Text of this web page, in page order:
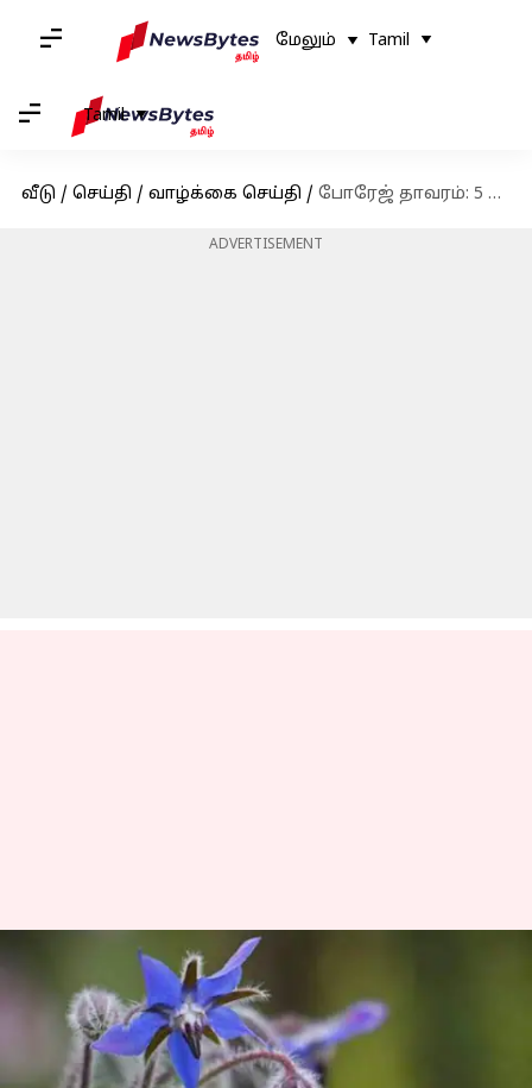
மேலும் Tamil
Tamil
வீடு / செய்தி / வாழ்க்கை செய்தி / போரேஜ் தாவரம்: 5 தனித்துவமான ஆப்பிரிக்க சமையல் குறிப்புகள்!
ADVERTISEMENT
போரேஜ் தாவரம்: 5
தனித்துவமான
ஆப்பிரிக்க சமையல்
குறிப்புகள்!